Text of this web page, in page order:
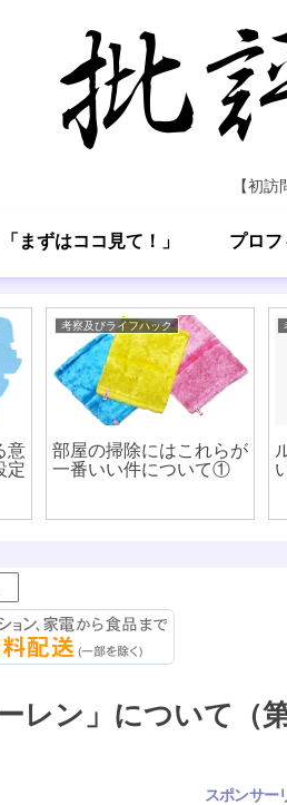
【初
「まずはココ見て！」 プロ
意
定
考察及びライフハック
部屋の掃除にはこれらが
一番いい件について①
レン」について（
スポンサー